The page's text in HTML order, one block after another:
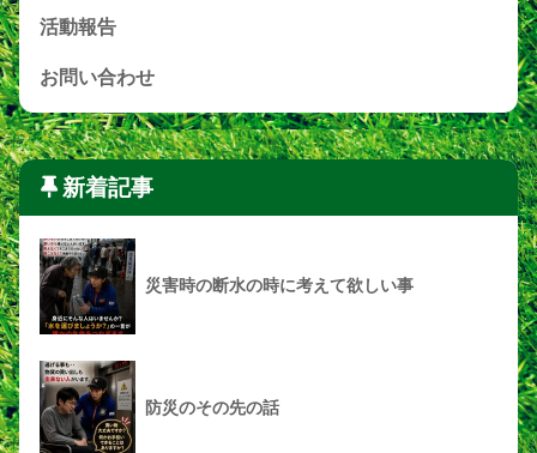
活動報告
お問い合わせ
新着記事
災害時の断水の時に考えて欲しい事
防災のその先の話